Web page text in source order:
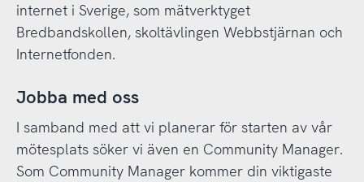
internet i Sverige, som mätverktyget
Bredbandskollen, skoltävlingen Webbstjärnan och
Internetfonden.
Jobba med oss
I samband med att vi planerar för starten av vår
mötesplats söker vi även en Community Manager.
Som Community Manager kommer din viktigaste